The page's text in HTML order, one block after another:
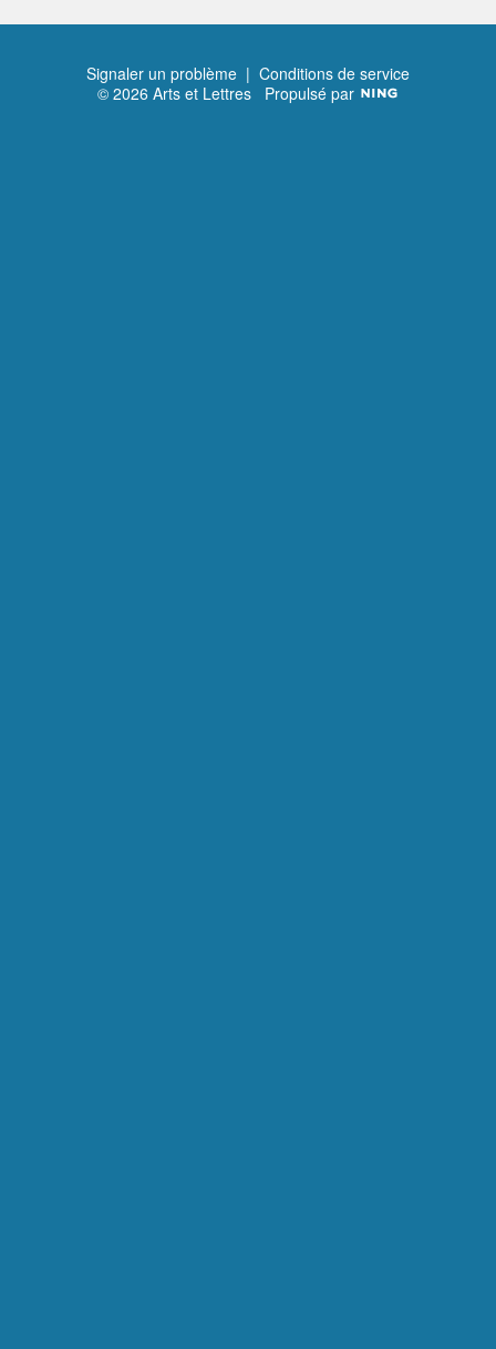
Signaler un problème | Conditions de service
© 2026 Arts et Lettres Propulsé par